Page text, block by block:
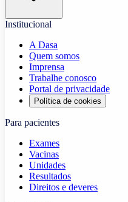
Institucional
A Dasa
Quem somos
Imprensa
Trabalhe conosco
Portal de privacidade
Política de cookies
Para pacientes
Exames
Vacinas
Unidades
Resultados
Direitos e deveres